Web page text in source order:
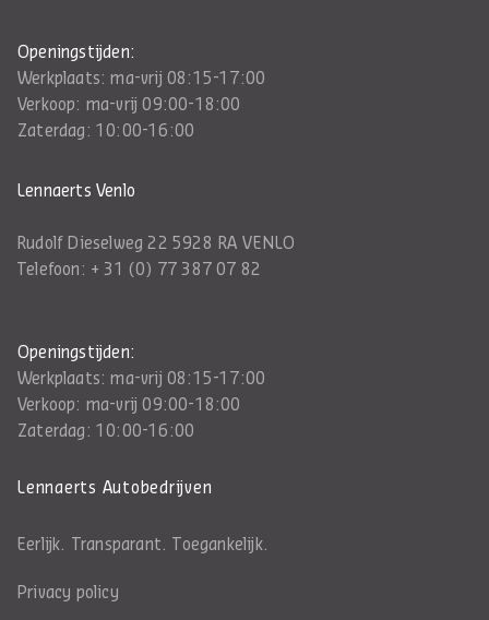
Openingstijden:
Werkplaats: ma-vrij 08:15-17:00
Verkoop: ma-vrij 09:00-18:00
Zaterdag: 10:00-16:00
Lennaerts Venlo
Rudolf Dieselweg 22 5928 RA VENLO
Telefoon: + 31 (0) 77 387 07 82
Openingstijden:
Werkplaats: ma-vrij 08:15-17:00
Verkoop: ma-vrij 09:00-18:00
Zaterdag: 10:00-16:00
Lennaerts Autobedrijven
Eerlijk. Transparant. Toegankelijk.
Privacy policy